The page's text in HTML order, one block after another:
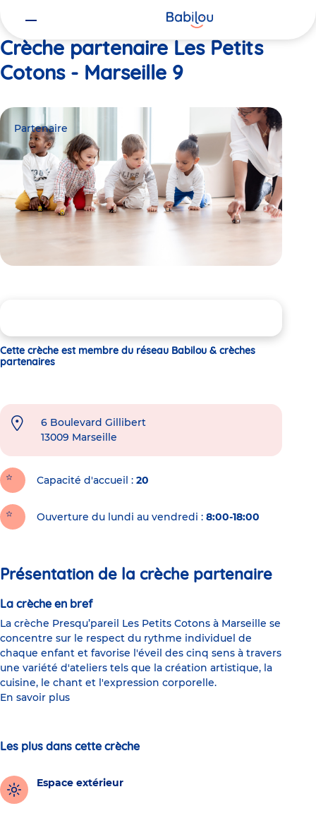
Crèche partenaire Les Petits
Cotons - Marseille 9
Partenaire
Cette crèche est membre du réseau Babilou & crèches
partenaires
6 Boulevard Gillibert
13009 Marseille
Capacité d'accueil 20
Ouverture du lundi au vendredi : 8:00-18:00
Présentation de la crèche partenaire
La crèche en bref
La crèche Presqu’pareil Les Petits Cotons à Marseille se
concentre sur le respect du rythme individuel de
chaque enfant et favorise l'éveil des cinq sens à travers
une variété d'ateliers tels que la création artistique, la
cuisine, le chant et l'expression corporelle.
En savoir plus
Les plus dans cette crèche
Espace extérieur